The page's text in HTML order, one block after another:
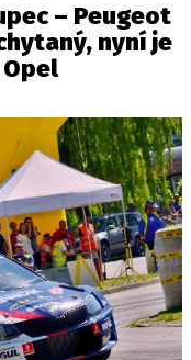
– Peugeot
nyní je